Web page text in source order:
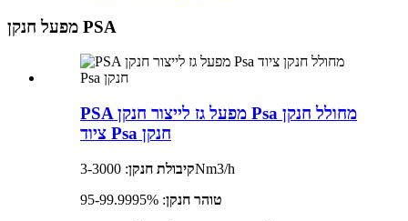
מפעל חנקן PSA
PSA מפעל גז לייצור חנקן Psa מחולל חנקן
ציוד Psa חנקן
קיבולת חנקן: 3-3000Nm3/h
טוהר חנקן: 95-99.9995%